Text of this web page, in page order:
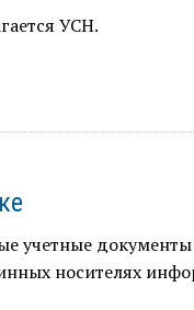
УСН.
учетные документы
носителях